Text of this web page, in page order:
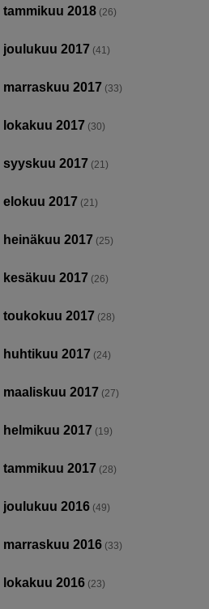
tammikuu 2018 (26)
joulukuu 2017 (41)
marraskuu 2017 (33)
lokakuu 2017 (30)
syyskuu 2017 (21)
elokuu 2017 (21)
heinäkuu 2017 (25)
kesäkuu 2017 (26)
toukokuu 2017 (28)
huhtikuu 2017 (24)
maaliskuu 2017 (27)
helmikuu 2017 (19)
tammikuu 2017 (28)
joulukuu 2016 (49)
marraskuu 2016 (33)
lokakuu 2016 (23)